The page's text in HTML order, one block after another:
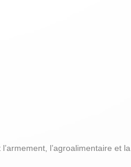
l’agroalimentaire et la